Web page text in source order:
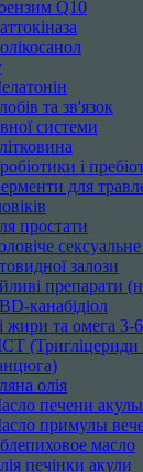
Q10
та зв'язок
системи
і
для
простати
залози
препарати
канабідіол
жири та омега 3-
(Тригліцериди
олія
печени акулы
примулы
масло
печінки акули